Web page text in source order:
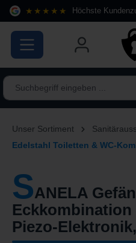
springen
★★★★★ Höchste
Unser Sortiment
Edelstahl Toiletten & WC-
SANELA
Eckkombination
Piezo-